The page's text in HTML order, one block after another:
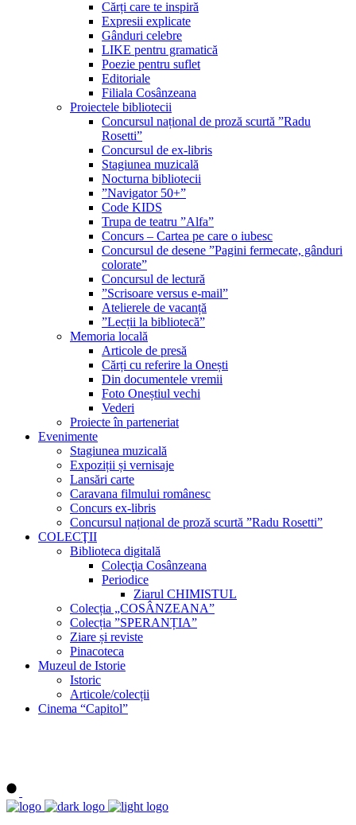
Cărți care te inspiră
Expresii explicate
Gânduri celebre
LIKE pentru gramatică
Poezie pentru suflet
Editoriale
Filiala Cosânzeana
Proiectele bibliotecii
Concursul național de proză scurtă ”Radu
Rosetti”
Concursul de ex-libris
Stagiunea muzicală
Nocturna bibliotecii
”Navigator 50+”
Code KIDS
Trupa de teatru ”Alfa”
Concurs – Cartea pe care o iubesc
Concursul de desene ”Pagini fermecate, gânduri
colorate”
Concursul de lectură
”Scrisoare versus e-mail”
Atelierele de vacanță
”Lecții la bibliotecă”
Memoria locală
Articole de presă
Cărți cu referire la Onești
Din documentele vremii
Foto Oneștiul vechi
Vederi
Proiecte în parteneriat
Evenimente
Stagiunea muzicală
Expoziții și vernisaje
Lansări carte
Caravana filmului românesc
Concurs ex-libris
Concursul național de proză scurtă ”Radu Rosetti”
COLECŢII
Biblioteca digitală
Colecţia Cosânzeana
Periodice
Ziarul CHIMISTUL
Colecția „COSÂNZEANA”
Colecția ”SPERANȚIA”
Ziare și reviste
Pinacoteca
Muzeul de Istorie
Istoric
Articole/colecții
Cinema “Capitol”